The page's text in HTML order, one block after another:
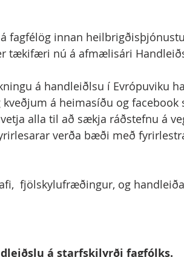
fagfélög innan
tækifæri nú á afmælisári
á handleiðlsu í Evrópuviku
á heimasíðu og facebook
alla til að sækja ráðstefnu á
verða bæði með
fjölskylufræðingur, og
á starfskilyrði fagfólks.